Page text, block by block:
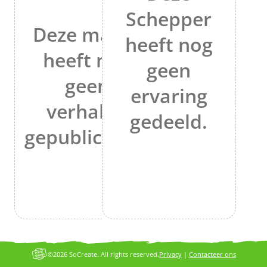
Deze maker
heeft nog
geen
verhalen
gepubliceerd.
Schepper
heeft nog
geen
ervaring
gedeeld.
Privacy| Contacteer ons
©2026 SoCreate. All rights reserved.